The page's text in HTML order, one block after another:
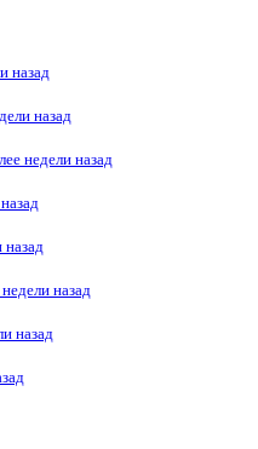
назад
назад
недели назад
назад
назад
назад